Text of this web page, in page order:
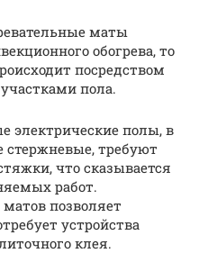
маты
обогрева, то
посредством
пола.
электрические полы, в
требуют
что сказывается
работ.
позволяет
устройства
клея.